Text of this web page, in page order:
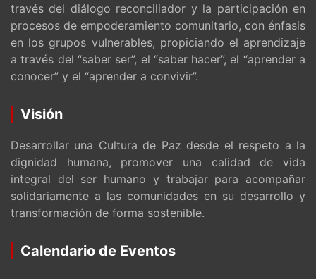
través del diálogo reconciliador y la participación en
procesos de empoderamiento comunitario, con énfasis
en los grupos vulnerables, propiciando el aprendizaje
a través del “saber ser”, el “saber hacer”, el “aprender a
conocer” y el “aprender a convivir”.
Visión
Desarrollar una Cultura de Paz desde el respeto a la
dignidad humana, promover una calidad de vida
integral del ser humano y trabajar para acompañar
solidariamente a las comunidades en su desarrollo y
transformación de forma sostenible.
Calendario de Eventos